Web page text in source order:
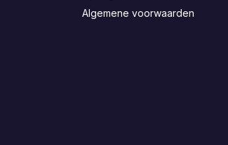
Algemene voorwaarden